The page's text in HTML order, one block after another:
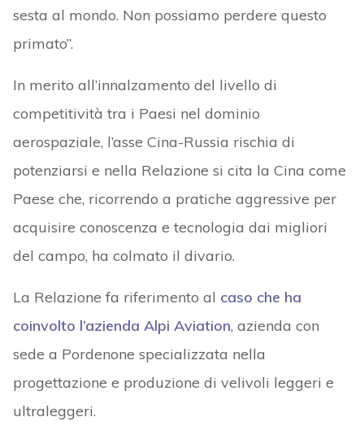
sesta al mondo. Non possiamo perdere questo
primato”.
In merito all’innalzamento del livello di
competitività tra i Paesi nel dominio
aerospaziale, l’asse Cina-Russia rischia di
potenziarsi e nella Relazione si cita la Cina come
Paese che, ricorrendo a pratiche aggressive per
acquisire conoscenza e tecnologia dai migliori
del campo, ha colmato il divario.
La Relazione fa riferimento al caso che ha
coinvolto l’azienda Alpi Aviation, azienda con
sede a Pordenone specializzata nella
progettazione e produzione di velivoli leggeri e
ultraleggeri.